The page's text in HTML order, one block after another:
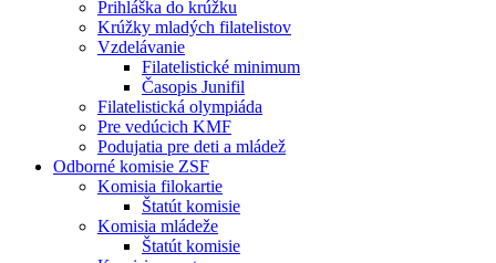
Prihláška do krúžku
Krúžky mladých filatelistov
Vzdelávanie
Filatelistické minimum
Časopis Junifil
Filatelistická olympiáda
Pre vedúcich KMF
Podujatia pre deti a mládež
Odborné komisie ZSF
Komisia filokartie
Štatút komisie
Komisia mládeže
Štatút komisie